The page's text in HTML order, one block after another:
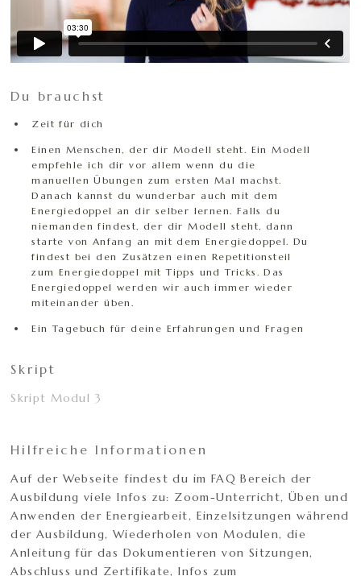
Du brauchst
Zeit für dich
Einen Menschen, der dir Modell steht. Ein Modell
empfehle ich dir vor allem wenn du die
manuellen Übungen zum ersten Mal machst.
Danach kannst du wunderbar auch mit dem
Energiedoppel an dir selber lernen. Falls du
niemanden findest, der dir Modell steht, dann
starte von Anfang an mit dem Energiedoppel. Du
findest bei den Zusätzen einen Repetitionsteil
zum Energiedoppel mit Tipps und Tricks. Das
Energiedoppel werden wir auch immer wieder
miteinander üben.
Ein Tagebuch für deine Erfahrungen und Fragen
Skript
Skript Modul 3
Hilfreiche Informationen
Auf der Webseite findest du im FAQ Bereich der
Ausbildung viele Infos zu: Zoom-Unterricht, Üben und
Anwenden der Energiearbeit, Einzelsitzungen während
der Ausbildung, Wiederholen von Modulen, die
Anleitung für das Dokumentieren von Sitzungen,
Abschluss und Zertifikate, Infos zum